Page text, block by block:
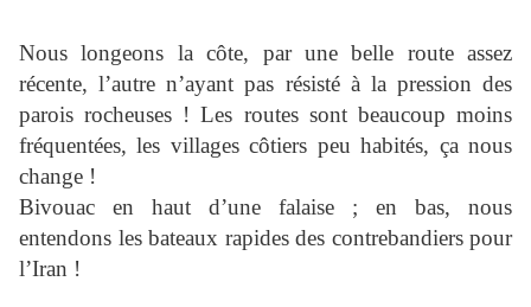
Nous longeons la côte, par une belle route assez
récente, l’autre n’ayant pas résisté à la pression des
parois rocheuses ! Les routes sont beaucoup moins
fréquentées, les villages côtiers peu habités, ça nous
change !
Bivouac en haut d’une falaise ; en bas, nous
entendons les bateaux rapides des contrebandiers pour
l’Iran !